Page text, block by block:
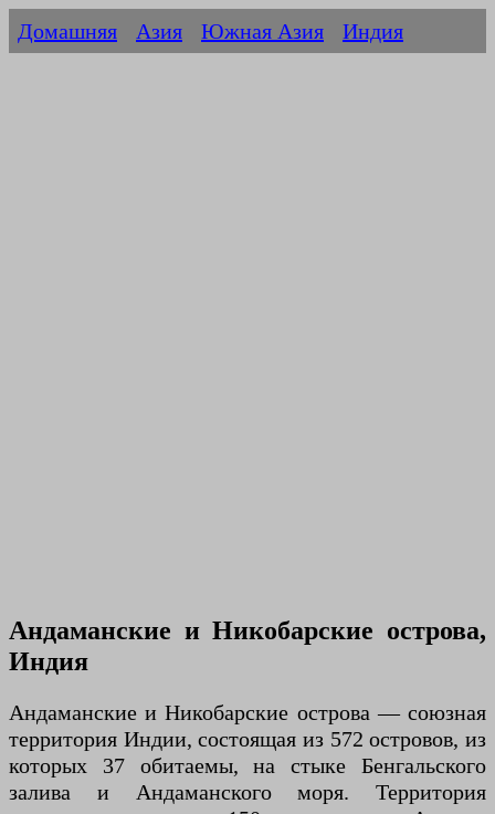
Домашняя Азия Южная Азия Индия
Андаманские и Никобарские острова,
Индия
Андаманские и Никобарские острова — союзная
территория Индии, состоящая из 572 островов, из
которых 37 обитаемы, на стыке Бенгальского
залива и Андаманского моря. Территория